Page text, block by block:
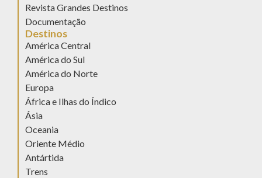
Revista Grandes Destinos
Documentação
Destinos
América Central
América do Sul
América do Norte
Europa
África e Ilhas do Índico
Ásia
Oceania
Oriente Médio
Antártida
Trens